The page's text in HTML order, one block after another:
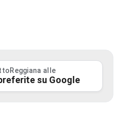
alle
su Google